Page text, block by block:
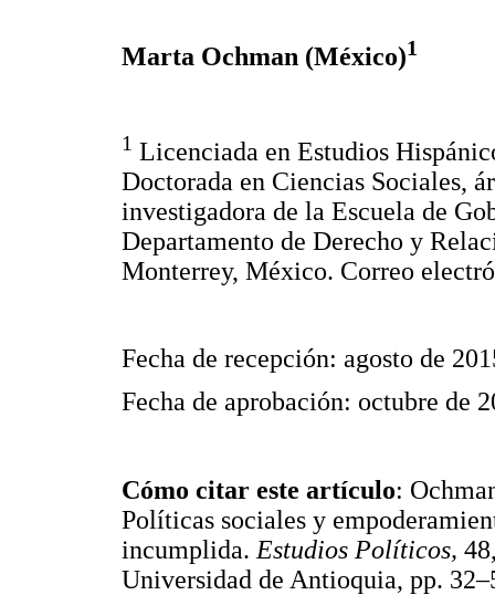
Marta Ochman (México)1
1 Licenciada en Estudios
Doctorada en Ciencias Sociales,
investigadora de la Escuela de
Departamento de Derecho y
Monterrey, México. Correo
Fecha de recepción: agosto de
Fecha de aprobación: octubre de
Cómo citar este artículo:
Políticas sociales y
incumplida. Estudios Políticos,
Universidad de Antioquia, pp.